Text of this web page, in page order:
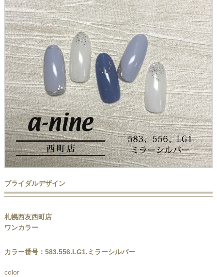
ブライダルデザイン
札幌西友西町店
ワンカラー
カラー番号：583.556.LG1.ミラーシルバー
color